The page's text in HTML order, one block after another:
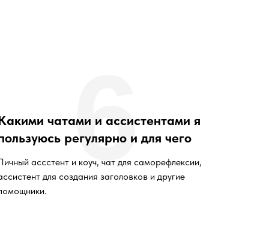
чатами и ассистентами я
регулярно и для чего
ассстент и коуч, чат для саморефлексии,
для создания заголовков и другие
6